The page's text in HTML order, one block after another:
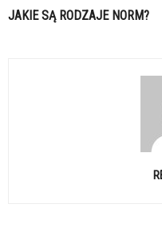
JAKIE SĄ RODZAJE NORM?